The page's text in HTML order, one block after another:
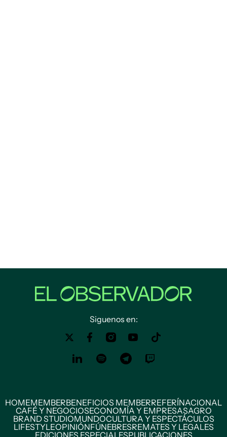
Siguenos en:
HOMEMEMBERBENEFICIOS MEMBERREFERÍNACIONAL
CAFÉ Y NEGOCIOSECONOMÍA Y EMPRESASAGRO
BRAND STUDIOMUNDOCULTURA Y ESPECTÁCULOS
LIFESTYLEOPINIÓNFÚNEBRESREMATES Y LEGALES
EDICIONES ESPECIALESPUBLICACIONES